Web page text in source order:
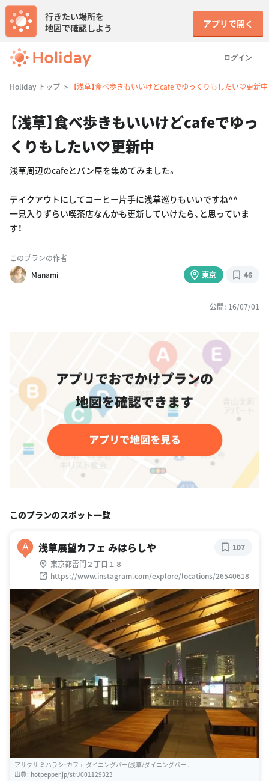
ログイン
行きたい場所を
地図で確認しよう
アプリで開く
Holiday トップ 【浅草】食べ歩きもいいけどcafeでゆっくりもしたい♡更新中
【浅草】食べ歩きもいいけどcafeでゆっ
くりもしたい♡更新中
浅草周辺のcafeとパン屋を集めてみました。
テイクアウトにしてコーヒー片手に浅草巡りもいいですね^^
一見入りずらい喫茶店なんかも更新していけたら、と思っていま
す！
このプランの作者
Manami
東京 46
公開: 16/07/01
このプランのスポット一覧
A 浅草展望カフェ みはらしや
東京都雷門２丁目１８
https://www.instagram.com/explore/locations/26540618
107
アサクサ ミハラシ・カフェ ダイニングバー(浅草/ダイニングバー ...
出典： hotpepper.jp/strJ001129323